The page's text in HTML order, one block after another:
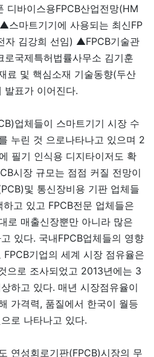
디바이스용FPCB산업전망(HM
스마트기기에 사용되는 최신FP
자 김강희 선임) ▲FPCB기술관
국제특허법률사무소 김기훈
료 및 핵심소재 기술동향(두산
발표가 이어진다.
업체들이 스마트기기 시장 수
누린 것 으로나타나고 있으며 2
필기 인식용 디지타이저도 확
시장 규모는 점점 커질 전망이
및 통신장비용 기판 업체들
고 있고 FPCB전문 업체들은
로 매출신장뿐만 아니라 많은
있다. 국내FPCB업체들의 영향
기업의 세계 시장 점유율은
으로 조사되었고 2013년에는 3
하고 있다. 매년 시장점유율이
가격력, 품질에서 한국이 월등
로 나타나고 있다.
연성회로기판(FPCB)시장의 무